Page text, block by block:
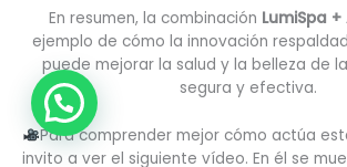
En resumen, la combinación LumiSpa
ejemplo de cómo la innovación
puede mejorar la salud y la belleza de
segura y efectiva.
Para comprender mejor cómo actúa
invito a ver el siguiente vídeo. En él se